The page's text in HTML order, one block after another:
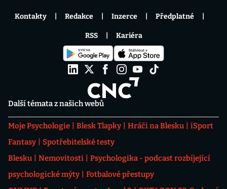
Další témata z našich webů
Moje Psychologie Blesk Tlapky Hráči na Blesku
iSport
Fantasy
Spotřebitelské testy
Blesku
Nemovitosti
Psychologika - podcast rozbíjející
psychologické mýty
Fotbalové přestupy
Kontakty Redakce Inzerce Předplatné
RSS Kariéra